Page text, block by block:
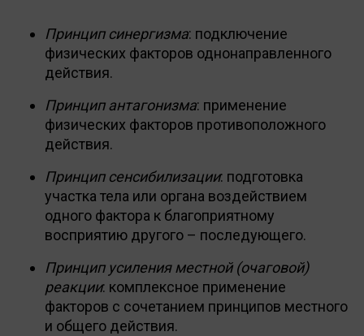
Принцип синергизма: подключение
физических факторов однонаправленного
действия.
Принцип антагонизма: применение
физических факторов противоположного
действия.
Принцип сенсибилизации: подготовка
участка тела или органа воздействием
одного фактора к благоприятному
восприятию другого – последующего.
Принцип усиления местной (очаговой)
реакции: комплексное применение
факторов с сочетанием принципов местного
и общего действия.